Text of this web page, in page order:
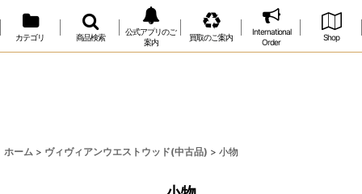
カテゴリ 商品検索
公式アプリのご
案内
買取のご案内
International
Order
Shop
ホーム > ヴィヴィアンウエストウッド(中古品) > 小物